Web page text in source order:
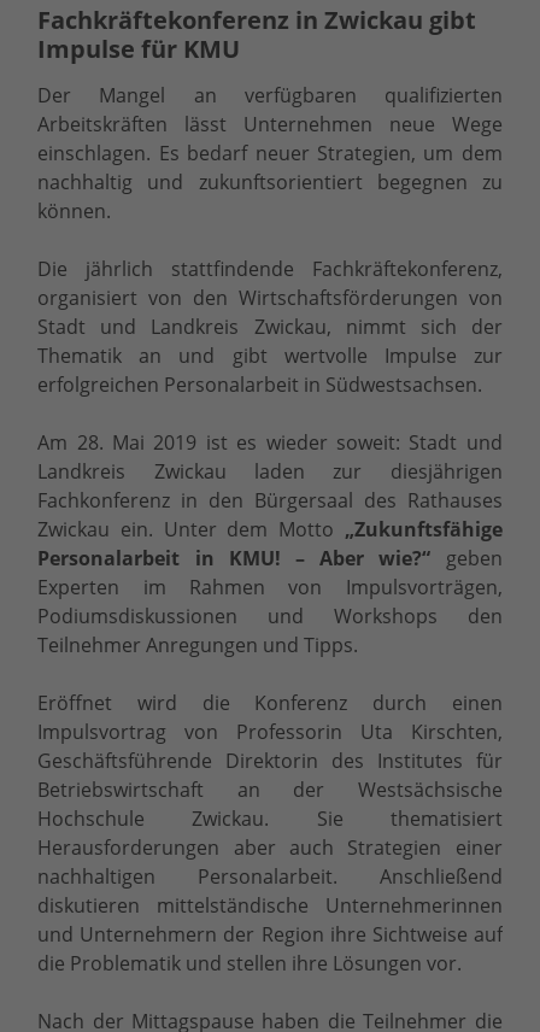
Fachkräftekonferenz in Zwickau gibt
Impulse für KMU
Der Mangel an verfügbaren qualifizierten
Arbeitskräften lässt Unternehmen neue Wege
einschlagen. Es bedarf neuer Strategien, um dem
nachhaltig und zukunftsorientiert begegnen zu
können.
Die jährlich stattfindende Fachkräftekonferenz,
organisiert von den Wirtschaftsförderungen von
Stadt und Landkreis Zwickau, nimmt sich der
Thematik an und gibt wertvolle Impulse zur
erfolgreichen Personalarbeit in Südwestsachsen.
Am 28. Mai 2019 ist es wieder soweit: Stadt und
Landkreis Zwickau laden zur diesjährigen
Fachkonferenz in den Bürgersaal des Rathauses
Zwickau ein. Unter dem Motto „Zukunftsfähige
Personalarbeit in KMU! – Aber wie?“ geben
Experten im Rahmen von Impulsvorträgen,
Podiumsdiskussionen und Workshops den
Teilnehmer Anregungen und Tipps.
Eröffnet wird die Konferenz durch einen
Impulsvortrag von Professorin Uta Kirschten,
Geschäftsführende Direktorin des Institutes für
Betriebswirtschaft an der Westsächsische
Hochschule Zwickau. Sie thematisiert
Herausforderungen aber auch Strategien einer
nachhaltigen Personalarbeit. Anschließend
diskutieren mittelständische Unternehmerinnen
und Unternehmern der Region ihre Sichtweise auf
die Problematik und stellen ihre Lösungen vor.
Nach der Mittagspause haben die Teilnehmer die